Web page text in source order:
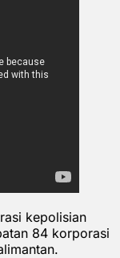
kepolisian
84 korporasi